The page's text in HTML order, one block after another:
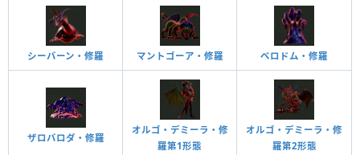
シーバーン・修羅 マントゴーア・修羅 ベロドム・修羅
ザロバロダ・修羅
オルゴ・デミーラ・修
羅第1形態
オルゴ・デミーラ・修
羅第2形態